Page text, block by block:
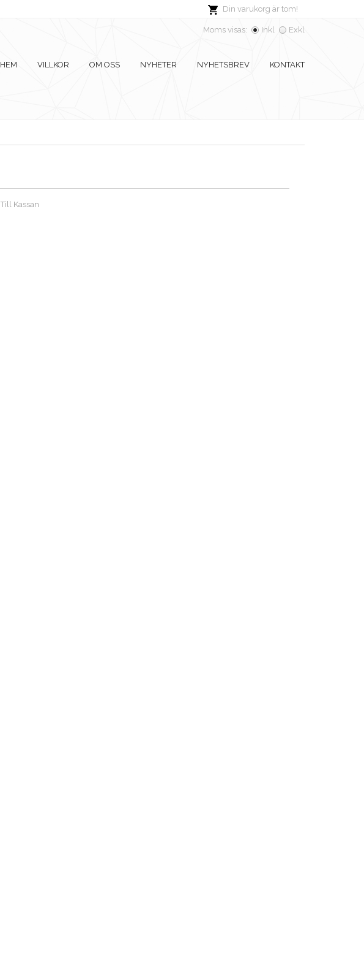
Din varukorg är tom!
Moms visas: Inkl Exkl
HEM VILLKOR OM OSS NYHETER NYHETSBREV KONTAKT
Till Kassan